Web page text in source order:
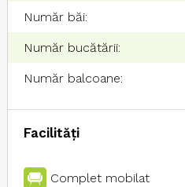
Număr băi:
Număr bucătării:
Număr balcoane:
Facilități
Complet mobilat